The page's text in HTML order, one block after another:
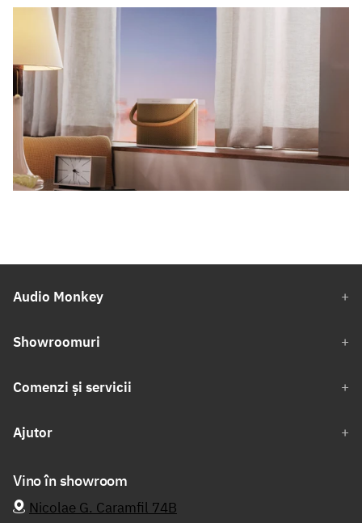
Audio Monkey
Showroomuri
Comenzi și servicii
Ajutor
Vino în showroom
Nicolae G. Caramfil 74B